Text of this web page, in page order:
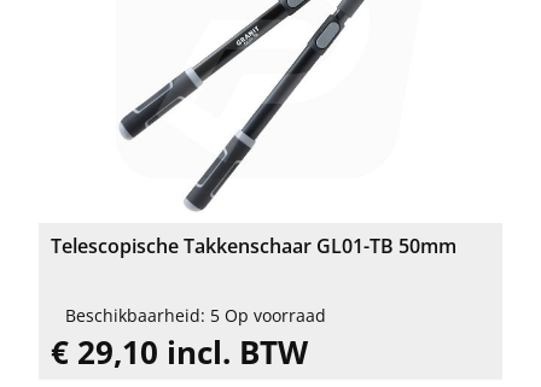
Telescopische Takkenschaar GL01-TB 50mm
Beschikbaarheid: 5 Op voorraad
€ 29,10 incl. BTW